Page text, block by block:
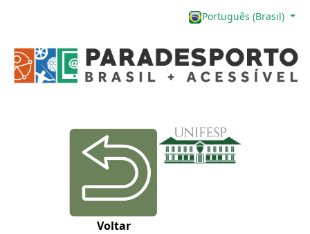
Português (Brasil)
Voltar